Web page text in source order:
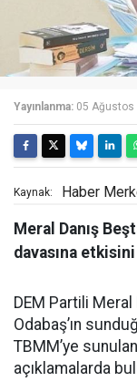
Yayınlanma: 05 Ağustos
Kaynak: Haber
Meral Danış
davasına
DEM Partili Meral
Odabaş’ın
TBMM’ye
açıklamalarda